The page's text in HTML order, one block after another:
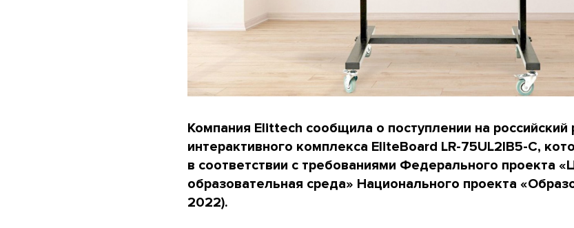
Компания Elittech сообщила о поступлении на российский
интерактивного комплекса EliteBoard LR-75UL2IB5-С,
в соответствии с требованиями Федерального проекта
образовательная среда» Национального проекта
2022).